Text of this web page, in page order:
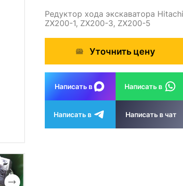
Редуктор хода экскаватора Hitachi
ZX200-1, ZX200-3, ZX200-5
Уточнить цену
Написать в Написать в
Написать в Написать в чат